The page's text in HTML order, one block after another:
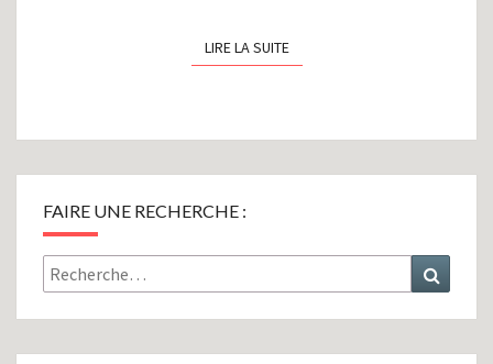
LIRE LA SUITELIRE LA SUITE
FAIRE UNE RECHERCHE :
Rechercher :